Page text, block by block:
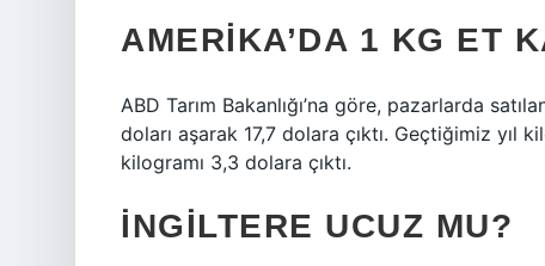
AMERIKA’DA 1 KG ET
ABD Tarım Bakanlığı’na göre, pazarlarda
doları aşarak 17,7 dolara çıktı. Geçtiğimiz yıl
kilogramı 3,3 dolara çıktı.
İNGILTERE UCUZ MU?